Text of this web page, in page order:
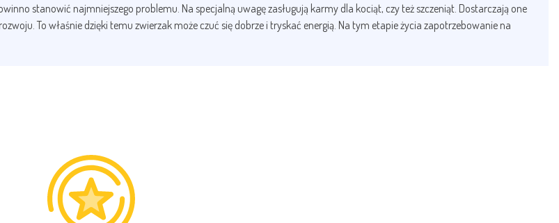
stanowić najmniejszego problemu. Na specjalną uwagę zasługują karmy dla kociąt, czy też szczeniąt. Dostarczają one
To właśnie dzięki temu zwierzak może czuć się dobrze i tryskać energią. Na tym etapie życia zapotrzebowanie na